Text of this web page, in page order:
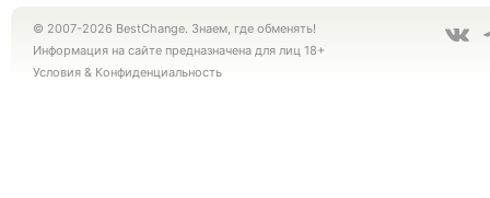
© 2007-2026 BestChange. Знаем, где обменять!
Информация на сайте предназначена для лиц 18+
Условия & Конфиденциальность